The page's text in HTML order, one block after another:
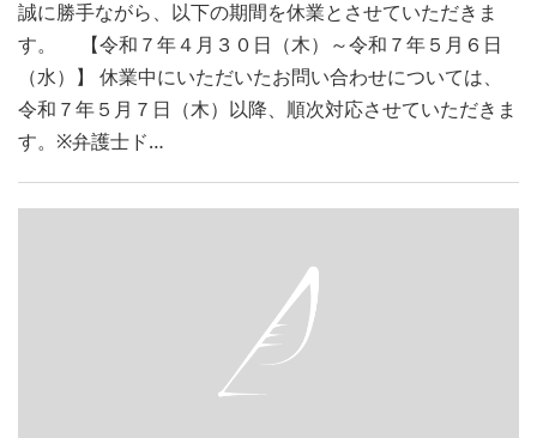
誠に勝手ながら、以下の期間を休業とさせていただきま
す。 【令和７年４月３０日（木）～令和７年５月６日
（水）】 休業中にいただいたお問い合わせについては、
令和７年５月７日（木）以降、順次対応させていただきま
す。※弁護士ド…